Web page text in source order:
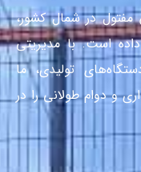
مفتول در شمال کشور،
است. با مدیریتی
تولیدی، ما
و دوام طولانی را در